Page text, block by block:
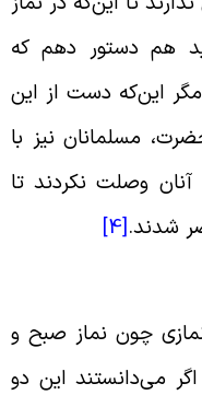
هم دستور دهم که
این‌‌که دست از این
مسلمانان نیز با
وصلت نکردند تا
شدند.‏[4]
چون نماز صبح و
مى‌‏دانستند این دو